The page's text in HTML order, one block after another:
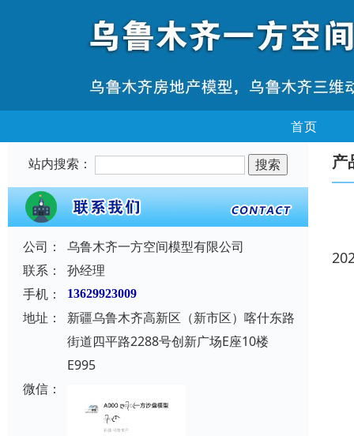
首页
站内搜索：
公司：
乌鲁木齐一方空间模型有限公司
联系：
孙经理
手机：
13629923009
地址：
新疆乌鲁木齐高新区（新市区）喀什东路
街道四平路2288号创新广场E座10楼
E995
微信：
产